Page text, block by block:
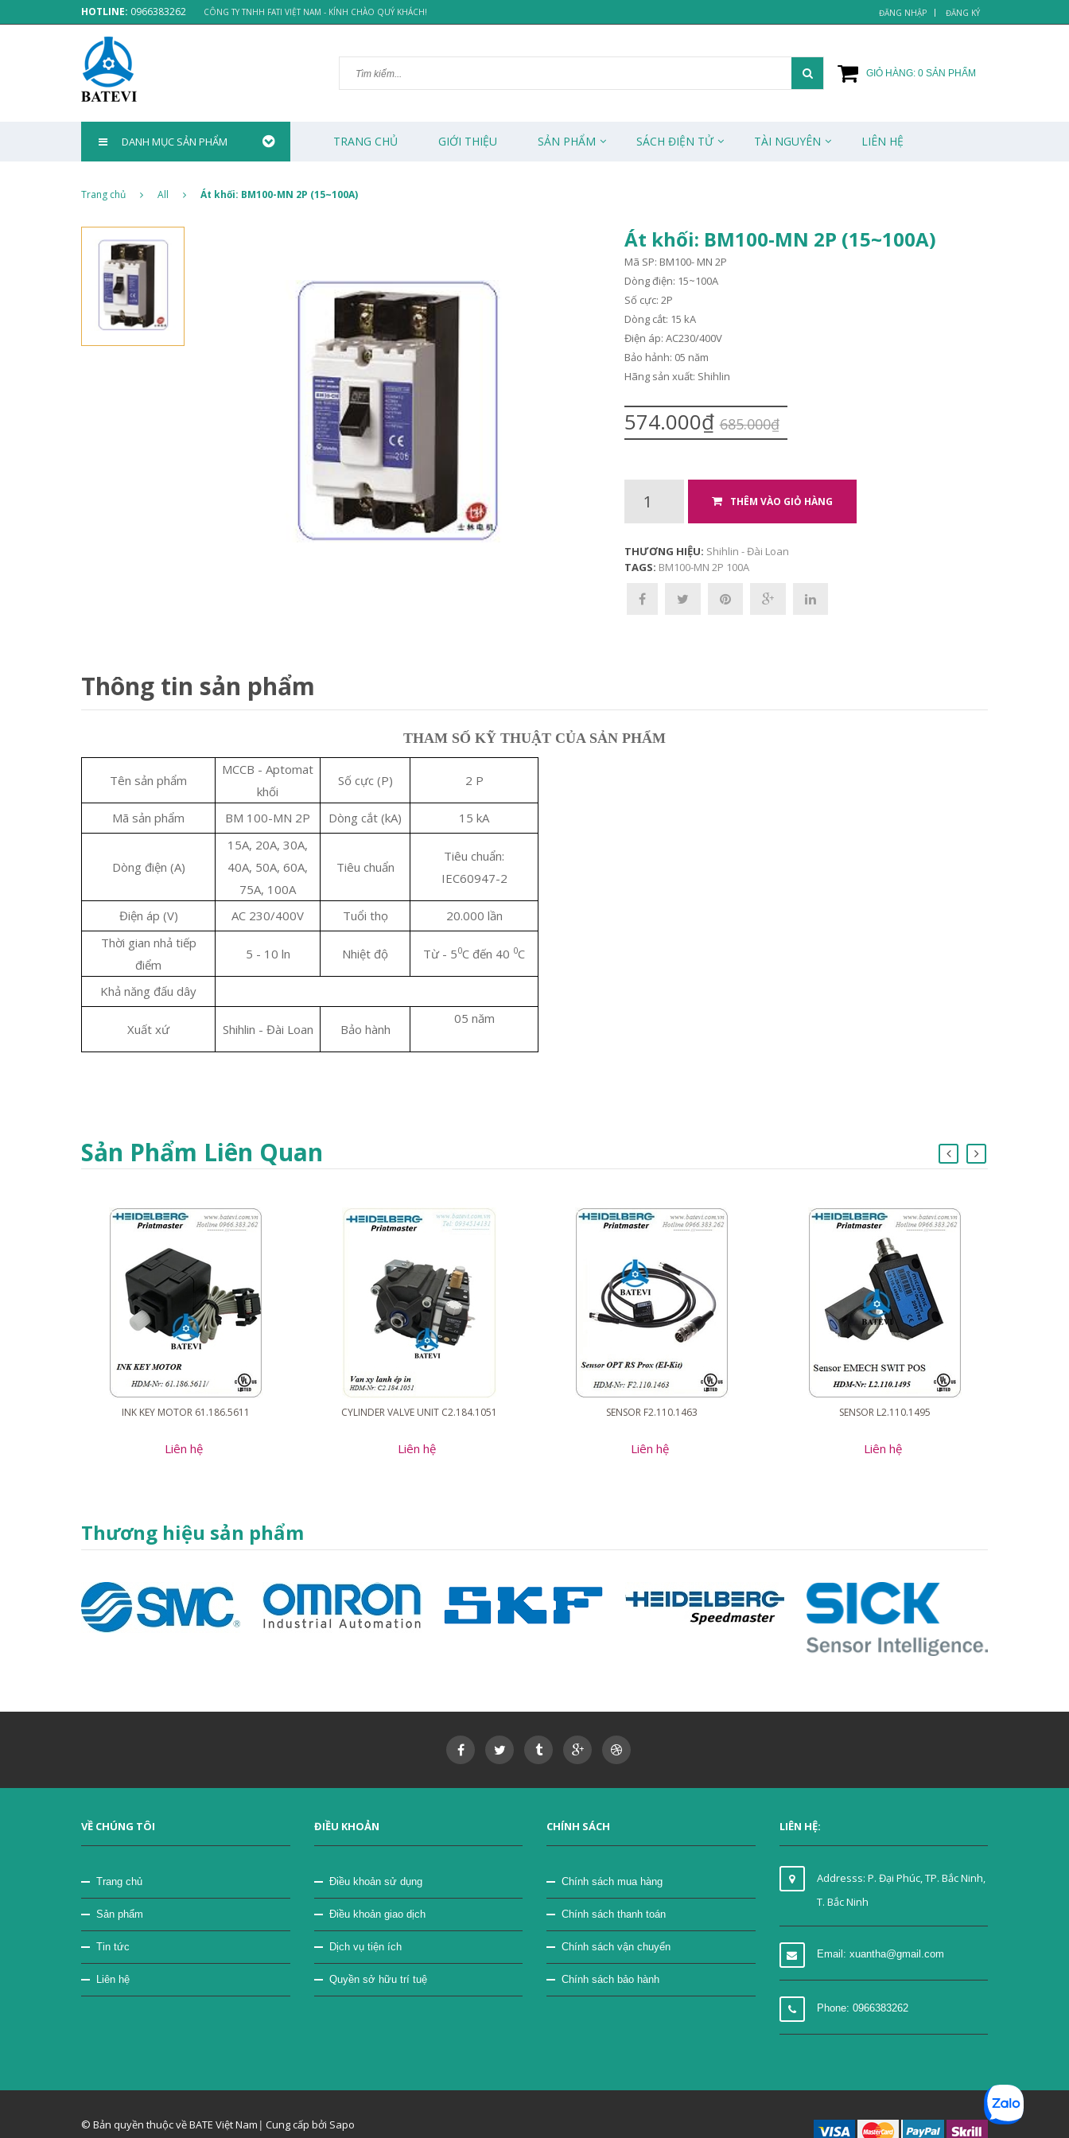
HOTLINE: 0966383262 CÔNG TY TNHH FATI VIỆT NAM - KÍNH CHÀO QUÝ KHÁCH! ĐĂNG NHẬP ĐĂNG KÝ
GIỎ HÀNG: 0 SẢN PHẨM
DANH MỤC SẢN PHẨM TRANG CHỦ GIỚI THIỆU SẢN PHẨM SÁCH ĐIỆN TỬ TÀI NGUYÊN LIÊN HỆ
Trang chủ All Át khối: BM100-MN 2P (15~100A)
Át khối: BM100-MN 2P (15~100A)
Mã SP: BM100- MN 2P
Dòng điện: 15~100A
Số cực: 2P
Dòng cắt: 15 kA
Điện áp: AC230/400V
Bảo hảnh: 05 năm
Hãng sản xuất: Shihlin
574.000₫685.000₫
THÊM VÀO GIỎ HÀNG
THƯƠNG HIỆU: Shihlin - Đài Loan
TAGS: BM100-MN 2P 100A
Thông tin sản phẩm
THAM SỐ KỸ THUẬT CỦA SẢN PHẨM
Tên sản phẩm
MCCB - Aptomat
khối
Số cực (P) 2 P
Mã sản phẩm BM 100-MN 2P Dòng cắt (kA) 15 kA
Dòng điện (A)
15A, 20A, 30A,
40A, 50A, 60A,
75A, 100A
Tiêu chuẩn
Tiêu chuẩn:
IEC60947-2
Điện áp (V) AC 230/400V Tuổi thọ
20.000 lần
Thời gian nhả tiếp
điểm
5 - 10 ln Nhiệt độ Từ - 50C đến 40 0C
Khả năng đấu dây
Xuất xứ Shihlin - Đài Loan Bảo hành
05 năm
Sản Phẩm Liên Quan
INK KEY MOTOR 61.186.5611
Liên hệ
CYLINDER VALVE UNIT C2.184.1051
Liên hệ
SENSOR F2.110.1463
Liên hệ
SENSOR L2.110.1495
Liên hệ
Thương hiệu sản phẩm
VỀ CHÚNG TÔI
Trang chủ
Sản phẩm
Tin tức
Liên hệ
ĐIỀU KHOẢN
Điều khoản sử dụng
Điều khoản giao dịch
Dịch vụ tiện ích
Quyền sở hữu trí tuệ
CHÍNH SÁCH
Chính sách mua hàng
Chính sách thanh toán
Chính sách vận chuyển
Chính sách bảo hành
LIÊN HỆ:
Addresss: P. Đại Phúc, TP. Bắc Ninh,
T. Bắc Ninh
Email: xuantha@gmail.com
Phone: 0966383262
© Bản quyền thuộc về BATE Việt Nam | Cung cấp bởi Sapo